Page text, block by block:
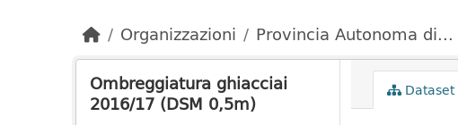
Organizzazioni Provincia Autonoma di...
Ombreggiatura ghiacciai
2016/17 (DSM 0,5m)
Dataset